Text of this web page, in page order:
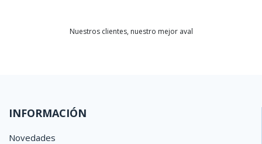
Receptores Satélite - HDTV - 4K
40
IRIS
Nuestros clientes, nuestro mejor aval
INFORMACIÓN
Novedades